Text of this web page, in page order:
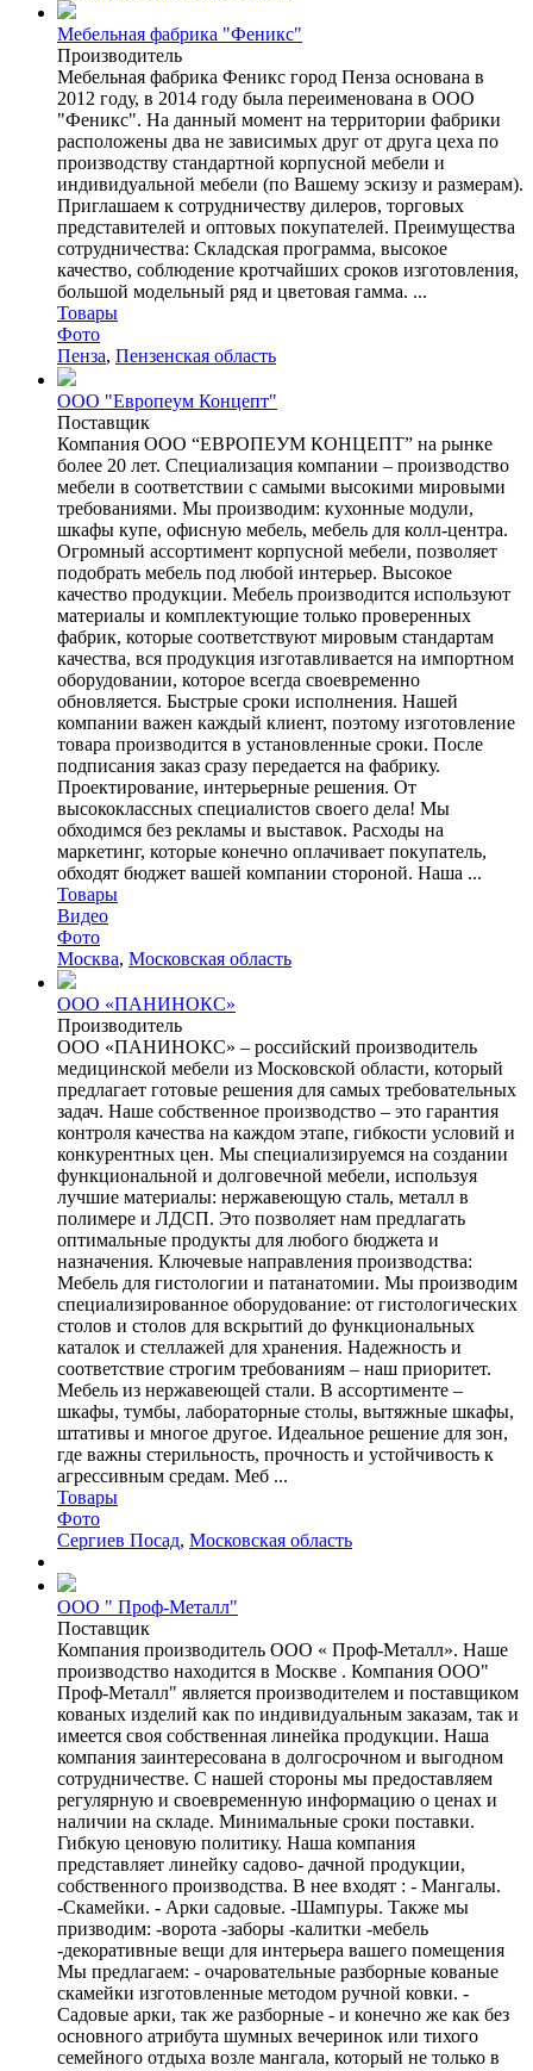
Мебельная фабрика "Феникс"
Производитель
Мебельная фабрика Феникс город Пенза основана в
2012 году, в 2014 году была переименована в ООО
"Феникс". На данный момент на территории фабрики
расположены два не зависимых друг от друга цеха по
производству стандартной корпусной мебели и
индивидуальной мебели (по Вашему эскизу и размерам).
Приглашаем к сотрудничеству дилеров, торговых
представителей и оптовых покупателей. Преимущества
сотрудничества: Складская программа, высокое
качество, соблюдение кротчайших сроков изготовления,
большой модельный ряд и цветовая гамма. ...
Товары
Фото
Пенза, Пензенская область
ООО "Европеум Концепт"
Поставщик
Компания ООО “ЕВРОПЕУМ КОНЦЕПТ” на рынке
более 20 лет. Специализация компании – производство
мебели в соответствии с самыми высокими мировыми
требованиями. Мы производим: кухонные модули,
шкафы купе, офисную мебель, мебель для колл-центра.
Огромный ассортимент корпусной мебели, позволяет
подобрать мебель под любой интерьер. Высокое
качество продукции. Мебель производится используют
материалы и комплектующие только проверенных
фабрик, которые соответствуют мировым стандартам
качества, вся продукция изготавливается на импортном
оборудовании, которое всегда своевременно
обновляется. Быстрые сроки исполнения. Нашей
компании важен каждый клиент, поэтому изготовление
товара производится в установленные сроки. После
подписания заказ сразу передается на фабрику.
Проектирование, интерьерные решения. От
высококлассных специалистов своего дела! Мы
обходимся без рекламы и выставок. Расходы на
маркетинг, которые конечно оплачивает покупатель,
обходят бюджет вашей компании стороной. Наша ...
Товары
Видео
Фото
Москва, Московская область
ООО «ПАНИНОКС»
Производитель
ООО «ПАНИНОКС» – российский производитель
медицинской мебели из Московской области, который
предлагает готовые решения для самых требовательных
задач. Наше собственное производство – это гарантия
контроля качества на каждом этапе, гибкости условий и
конкурентных цен. Мы специализируемся на создании
функциональной и долговечной мебели, используя
лучшие материалы: нержавеющую сталь, металл в
полимере и ЛДСП. Это позволяет нам предлагать
оптимальные продукты для любого бюджета и
назначения. Ключевые направления производства:
Мебель для гистологии и патанатомии. Мы производим
специализированное оборудование: от гистологических
столов и столов для вскрытий до функциональных
каталок и стеллажей для хранения. Надежность и
соответствие строгим требованиям – наш приоритет.
Мебель из нержавеющей стали. В ассортименте –
шкафы, тумбы, лабораторные столы, вытяжные шкафы,
штативы и многое другое. Идеальное решение для зон,
где важны стерильность, прочность и устойчивость к
агрессивным средам. Меб ...
Товары
Фото
Сергиев Посад, Московская область
ООО " Проф-Металл"
Поставщик
Компания производитель ООО « Проф-Металл». Наше
производство находится в Москве . Компания ООО"
Проф-Металл" является производителем и поставщиком
кованых изделий как по индивидуальным заказам, так и
имеется своя собственная линейка продукции. Наша
компания заинтересована в долгосрочном и выгодном
сотрудничестве. С нашей стороны мы предоставляем
регулярную и своевременную информацию о ценах и
наличии на складе. Минимальные сроки поставки.
Гибкую ценовую политику. Наша компания
представляет линейку садово- дачной продукции,
собственного производства. В нее входят : - Мангалы.
-Скамейки. - Арки садовые. -Шампуры. Также мы
призводим: -ворота -заборы -калитки -мебель
-декоративные вещи для интерьера вашего помещения
Мы предлагаем: - очаровательные разборные кованые
скамейки изготовленные методом ручной ковки. -
Садовые арки, так же разборные - и конечно же как без
основного атрибута шумных вечеринок или тихого
семейного отдыха возле мангала, который не только в